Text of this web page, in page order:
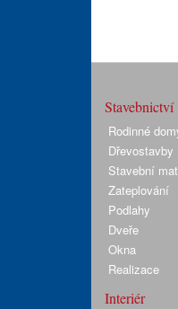
Stavebnictví
Rodinné
Dřevostavby
Stavební
Zateplování
Podlahy
Dveře
Okna
Realizace
Interiér